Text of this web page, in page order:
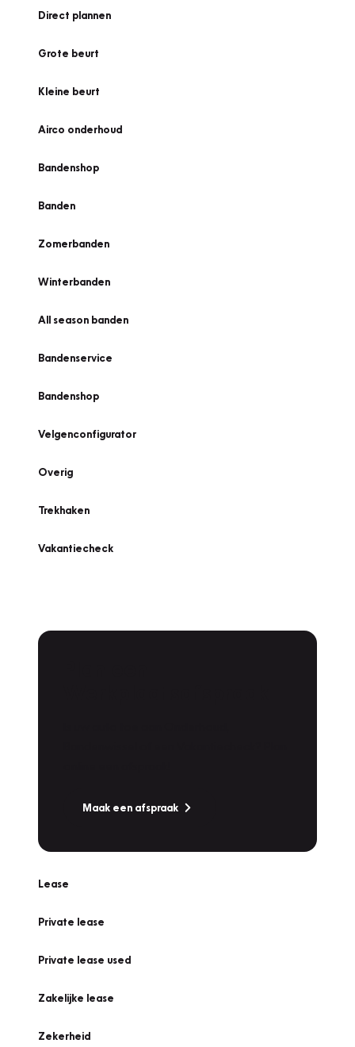
Direct plannen
Grote beurt
Kleine beurt
Airco onderhoud
Bandenshop
Banden
Zomerbanden
Winterbanden
All season banden
Bandenservice
Bandenshop
Velgenconfigurator
Overig
Trekhaken
Vakantiecheck
Maak een afspraak
Lease
Private lease
Private lease used
Zakelijke lease
Zekerheid